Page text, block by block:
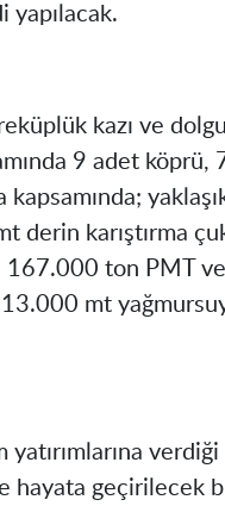
yapılacak.
kazı ve dolgu
9 adet köprü,
karıştırma
167.000 ton PMT
mt
hayata geçirilecek